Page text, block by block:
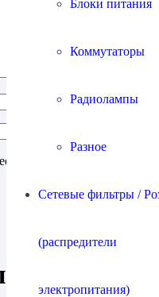
Блоки питания
Коммутаторы
Радиолампы
Разное
Сетевые фильтры /
(распредители
электропитания)
в этом браузере для